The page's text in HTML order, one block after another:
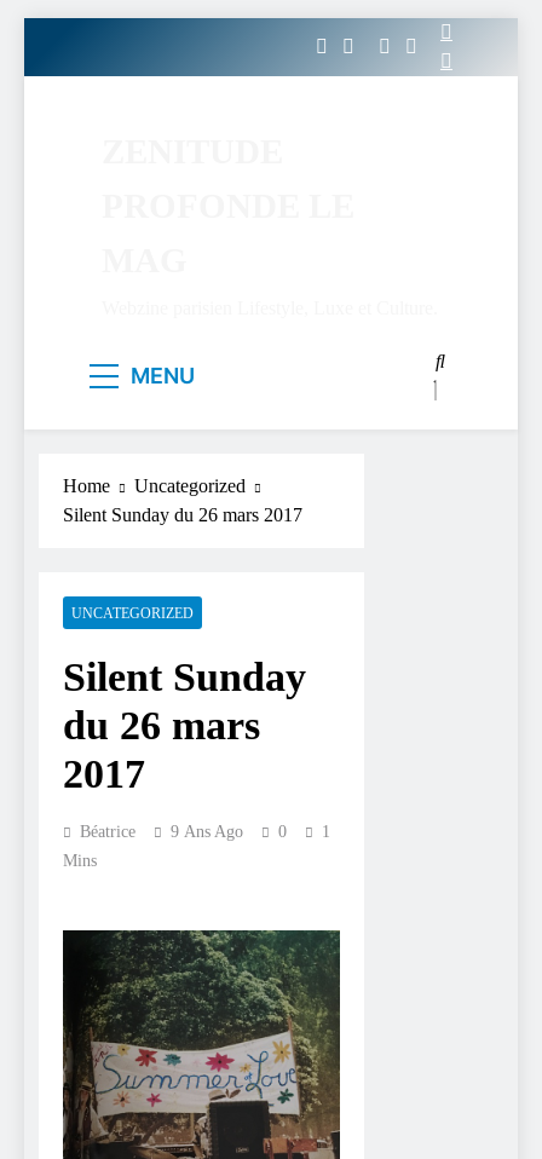
MENU
Home
Uncategorized
Silent Sunday du 26 mars 2017
UNCATEGORIZED
Silent Sunday
du 26 mars
2017
Béatrice 9 Ans Ago 0
1
Mins